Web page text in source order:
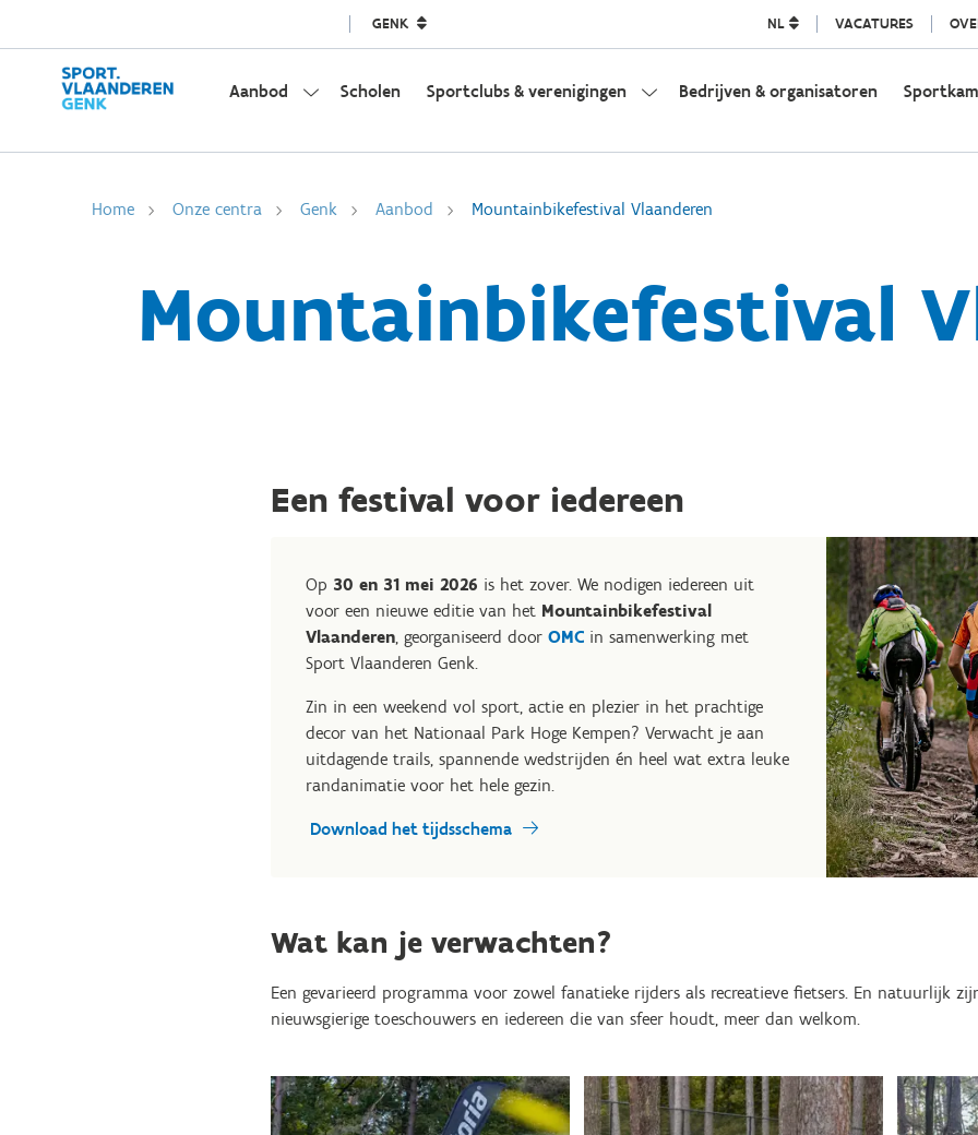
GENK NL VACATURES
Aanbod Scholen Sportclubs & verenigingen Bedrijven & organisatoren
Home Onze centra Genk Aanbod Mountainbikefestival Vlaanderen
Mountainbikefestival
Een festival voor iedereen
Op 30 en 31 mei 2026 is het zover. We nodigen iedereen uit
voor een nieuwe editie van het Mountainbikefestival
Vlaanderen, georganiseerd door OMC in samenwerking met
Sport Vlaanderen Genk.
Zin in een weekend vol sport, actie en plezier in het prachtige
decor van het Nationaal Park Hoge Kempen? Verwacht je aan
uitdagende trails, spannende wedstrijden én heel wat extra leuke
randanimatie voor het hele gezin.
Download het tijdsschema
Wat kan je verwachten?
Een gevarieerd programma voor zowel fanatieke rijders als recreatieve fietsers. En natuurlijk
nieuwsgierige toeschouwers en iedereen die van sfeer houdt, meer dan welkom.